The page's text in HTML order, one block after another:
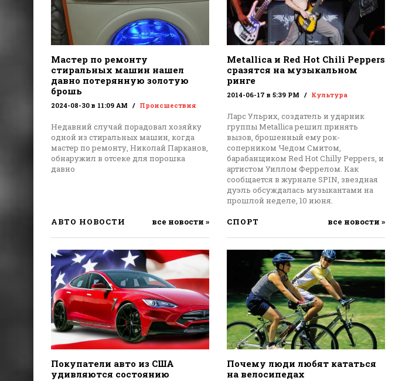
Мастер по ремонту
стиральных машин нашел
давно потерянную золотую
брошь
2024-08-30 в 11:09 AM Происшествия
Недавний случай порадовал хозяйку
одной из стиральных машин, когда
мастер по ремонту, Николай Парканов,
обнаружил в отсеке для порошка
давно
Metallica и Red Hot Chili Peppers
сразятся на музыкальном
ринге
2014-06-17 в 5:39 PM Культура
Ларс Ульрих, создатель и ударник
группы Metallica решил принять
вызов, брошенный ему рок-
соперником Чедом Смитом,
барабанщиком Red Hot Chilly Peppers, и
артистом Уиллом Феррелом. Как
сообщается в журнале SPIN, звездная
дуэль обсуждалась музыкантами на
прошлой неделе, 10 июня.
АВТО НОВОСТИ все новости »
Покупатели авто из США
удивляются состоянию
СПОРТ все новости »
Почему люди любят кататься
на велосипедах